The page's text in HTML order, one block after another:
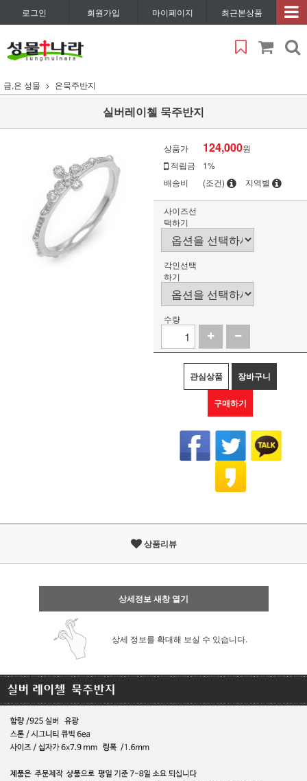
로그인 회원가입 마이페이지 최근본상품
금,은 성물 은묵주반지
실버레이첼 묵주반지
상품가 124,000원
적립금
1%
배송비
(조건) 지역별
사이즈선
택하기
각인선택
하기
수량
관심상품 장바구니
구매하기
상품리뷰
상세정보 새창 열기
상세 정보를 확대해 보실 수 있습니다.